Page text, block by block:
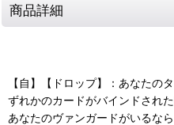
商品詳細
【自】【ドロップ】：あなたの
ずれかのカードがバインドされ
あなたのヴァンガードがいるな